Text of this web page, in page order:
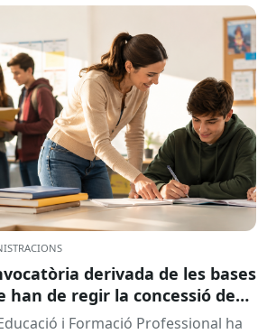
derivada de les bases
han de regir la concessió de
educatius, per al
i Formació Professional ha